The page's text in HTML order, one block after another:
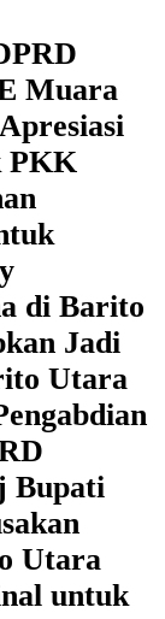
Muara
PKK
di Barito
Jadi
Utara
Bupati
Utara
untuk